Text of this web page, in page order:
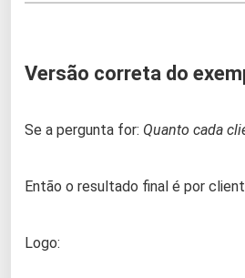
Versão correta do
Se a pergunta for: Quanto cada
Então o resultado final é por
Logo: